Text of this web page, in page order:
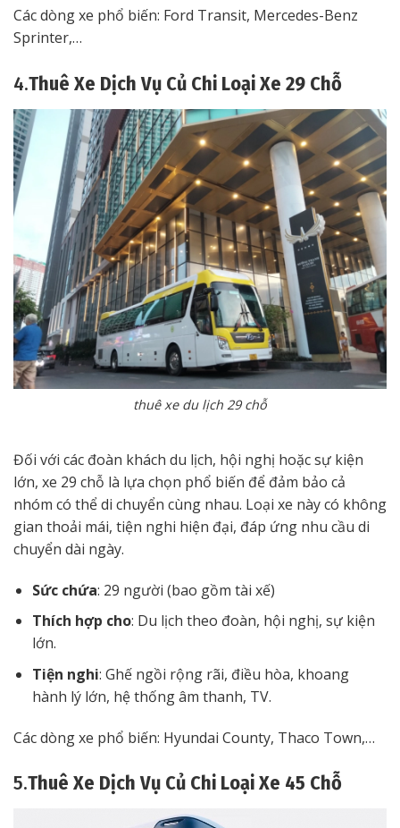
Các dòng xe phổ biến: Ford Transit, Mercedes-Benz
Sprinter,…
4.Thuê Xe Dịch Vụ Củ Chi Loại Xe 29 Chỗ
thuê xe du lịch 29 chỗ
Đối với các đoàn khách du lịch, hội nghị hoặc sự kiện
lớn, xe 29 chỗ là lựa chọn phổ biến để đảm bảo cả
nhóm có thể di chuyển cùng nhau. Loại xe này có không
gian thoải mái, tiện nghi hiện đại, đáp ứng nhu cầu di
chuyển dài ngày.
Sức chứa: 29 người (bao gồm tài xế)
Thích hợp cho: Du lịch theo đoàn, hội nghị, sự kiện
lớn.
Tiện nghi: Ghế ngồi rộng rãi, điều hòa, khoang
hành lý lớn, hệ thống âm thanh, TV.
Các dòng xe phổ biến: Hyundai County, Thaco Town,…
5.Thuê Xe Dịch Vụ Củ Chi Loại Xe 45 Chỗ